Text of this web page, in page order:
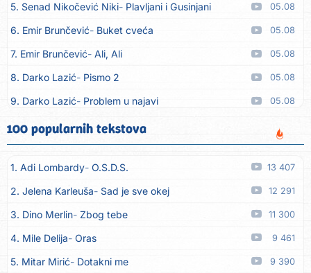
5. Senad Nikočević Niki Plavljani i Gusinjani 05.08
6. Emir Brunčević Buket cveća 05.08
7. Emir Brunčević Ali, Ali 05.08
8. Darko Lazić Pismo 2 05.08
9. Darko Lazić Problem u najavi 05.08
10. Aleksandra Đuranović Kao zver
11. Meliha Imširović Čujem mili 05.08
12. Tereza Kesovija Prvi cvijet 05.08
13. Kopito Ka´ list ol kaduje (Poput lista od kadulje) 05.08
14. Alen Polić Rožica črljena 05.08
15. Oliver Dragojević 05.08
16. Klapa Kaše Dubrovnik 05.08
100 popularnih tekstova
1. Adi Lombardy O.S.D.S. 13 407
2. Jelena Karleuša Sad je sve okej 12 291
3. Dino Merlin Zbog tebe 11 300
4. Mile Delija Oras 9 461
5. Mitar Mirić Dotakni me 9 390